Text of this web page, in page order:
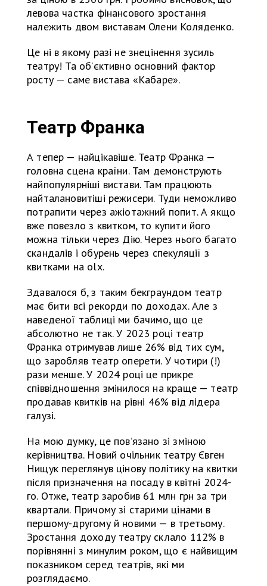
левова частка фінансового зростання
належить двом виставам Олени Коляденко.
Це ні в якому разі не знецінення зусиль
театру! Та об’єктивно основний фактор
росту — саме вистава «Кабаре».
Театр Франка
А тепер — найцікавіше. Театр Франка —
головна сцена країни. Там демонструють
найпопулярніші вистави. Там працюють
найталановитіші режисери. Туди неможливо
потрапити через ажіотажний попит. А якщо
вже повезло з квитком, то купити його
можна тільки через Дію. Через нього багато
скандалів і обурень через спекуляції з
квитками на olx.
Здавалося б, з таким бекграундом театр
має бити всі рекорди по доходах. Але з
наведеної таблиці ми бачимо, що це
абсолютно не так. У 2023 році театр
Франка отримував лише 26% від тих сум,
що заробляв театр оперети. У чотири (!)
рази менше. У 2024 році це прикре
співвідношення змінилося на краще — театр
продавав квитків на рівні 46% від лідера
галузі.
На мою думку, це пов’язано зі зміною
керівництва. Новий очільник театру Євген
Нищук переглянув цінову політику на квитки
після призначення на посаду в квітні 2024-
го. Отже, театр заробив 61 млн грн за три
квартали. Причому зі старими цінами в
першому-другому й новими — в третьому.
Зростання доходу театру склало 112% в
порівнянні з минулим роком, що є найвищим
показником серед театрів, які ми
розглядаємо.